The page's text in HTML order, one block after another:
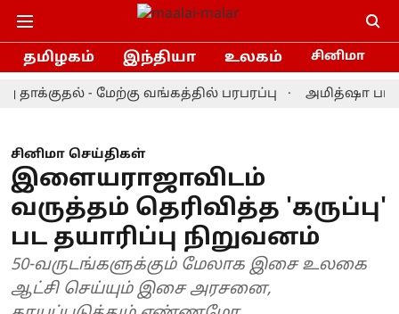
தமிழகம் இந்தியா உலகம் சினிமா
- மேற்கு வங்கத்தில் பரபரப்பு அமித்ஷா பங்கேற்ற
சினிமா செய்திகள்
இளையராஜாவிடம்
வருத்தம் தெரிவித்த 'கருப்பு'
பட தயாரிப்பு நிறுவனம்
50-வருடங்களுக்கும் மேலாக இசை உலகை
ஆட்சி செய்யும் இசை அரசனை,